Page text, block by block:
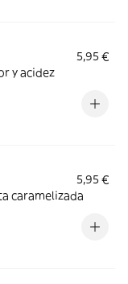
5,95 €
y acidez
5,95 €
caramelizada